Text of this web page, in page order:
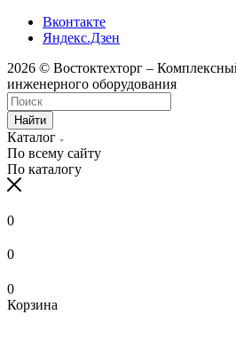
Вконтакте
Яндекс.Дзен
2026 © Востоктехторг –
инженерного оборудования
Найти
Каталог
По всему сайту
По каталогу
0
0
0
Корзина